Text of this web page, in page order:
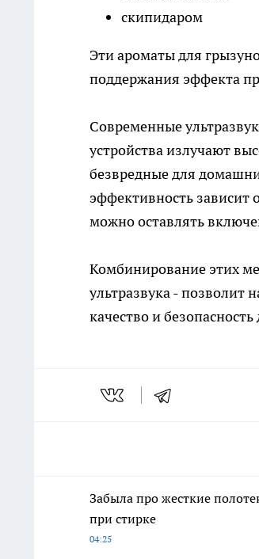
скипидаром
Эти ароматы для
поддержания эффекта
Современные
устройства излучают
безвредные для
эффективность зависит
можно оставлять
Комбинирование этих
ультразвука - позволит
качество и
Забыла про жесткие
при стирке
04:25